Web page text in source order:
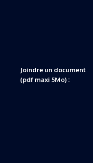
Joindre un document
(pdf maxi 5Mo) :